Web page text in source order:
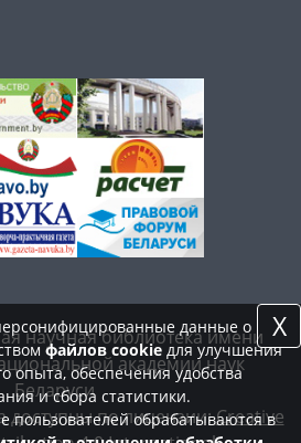
научная библиотека имени
академии наук
Беларуси
доступны по лицензии:Creative
данные о
файлов cookieдля улучшения
опыта, обеспечения удобства
и сбора статистики.
пользователей обрабатываются в
X